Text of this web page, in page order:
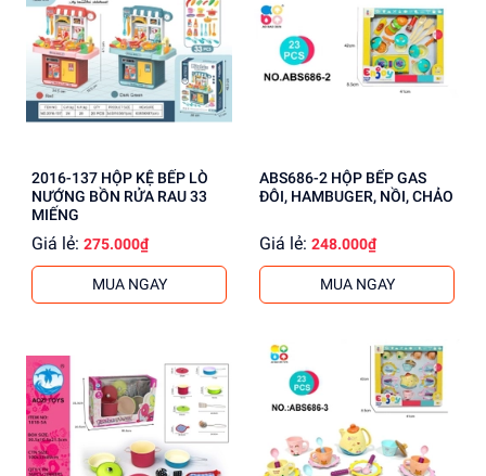
2016-137 HỘP KỆ BẾP LÒ
NƯỚNG BỒN RỬA RAU 33
MIẾNG
Giá lẻ: 275.000₫
MUA NGAY
ABS686-2 HỘP BẾP GAS
ĐÔI, HAMBUGER, NỒI, CHẢO
Giá lẻ: 248.000₫
MUA NGAY